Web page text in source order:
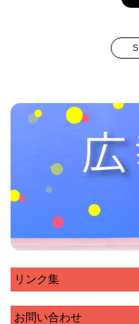
リンク集
お問い合わせ